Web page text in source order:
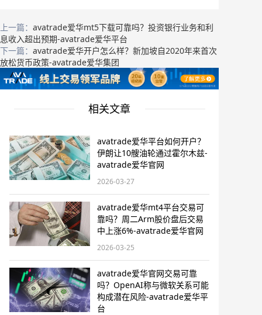
上一篇： avatrade爱华mt5下载可靠吗？投资银行业务和利
息收入超出预期-avatrade爱华平台
下一篇： avatrade爱华开户怎么样？新加坡自2020年来首次
放松货币政策-avatrade爱华集团
相关文章
avatrade爱华平台如何开户？
伊朗让10艘油轮通过霍尔木兹-
avatrade爱华官网
2026-03-27
avatrade爱华mt4平台交易可
靠吗？周二Arm股价盘后交易
中上涨6%-avatrade爱华官网
2026-03-25
avatrade爱华官网交易可靠
吗？OpenAI称与微软关系可能
构成潜在风险-avatrade爱华平
台